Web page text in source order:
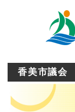
香美市議会